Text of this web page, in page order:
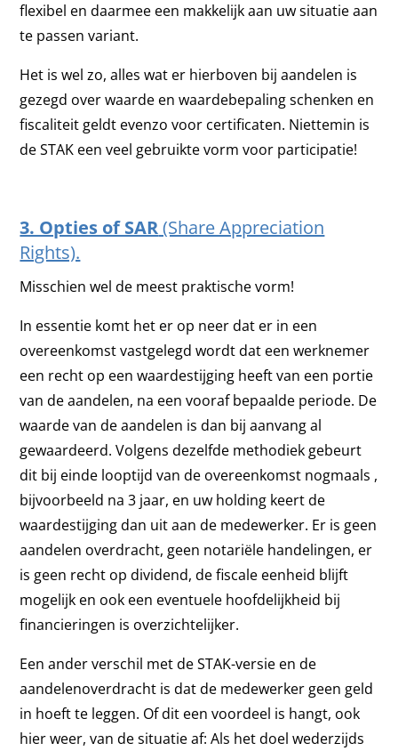
flexibel en daarmee een makkelijk aan uw situatie aan
te passen variant.
Het is wel zo, alles wat er hierboven bij aandelen is
gezegd over waarde en waardebepaling schenken en
fiscaliteit geldt evenzo voor certificaten. Niettemin is
de STAK een veel gebruikte vorm voor participatie!
3. Opties of SAR(Share Appreciation
Rights).
Misschien wel de meest praktische vorm!
In essentie komt het er op neer dat er in een
overeenkomst vastgelegd wordt dat een werknemer
een recht op een waardestijging heeft van een portie
van de aandelen, na een vooraf bepaalde periode. De
waarde van de aandelen is dan bij aanvang al
gewaardeerd. Volgens dezelfde methodiek gebeurt
dit bij einde looptijd van de overeenkomst nogmaals ,
bijvoorbeeld na 3 jaar, en uw holding keert de
waardestijging dan uit aan de medewerker. Er is geen
aandelen overdracht, geen notariële handelingen, er
is geen recht op dividend, de fiscale eenheid blijft
mogelijk en ook een eventuele hoofdelijkheid bij
financieringen is overzichtelijker.
Een ander verschil met de STAK-versie en de
aandelenoverdracht is dat de medewerker geen geld
in hoeft te leggen. Of dit een voordeel is hangt, ook
hier weer, van de situatie af: Als het doel wederzijds